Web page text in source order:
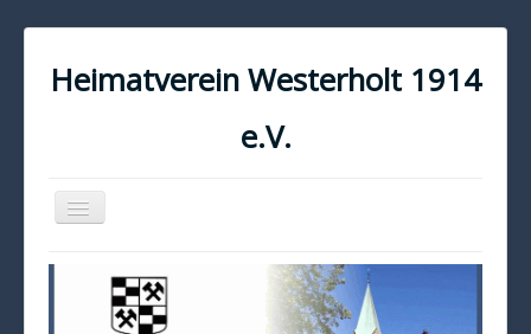
Heimatverein Westerholt 1914
e.V.
Navigation
an/aus
KONTAKT